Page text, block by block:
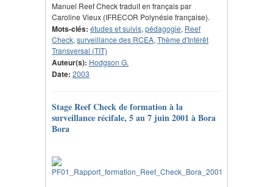
Manuel Reef Check traduit en français par
Caroline Vieux (IFRECOR Polynésie française).
Mots-clés: études et suivis, pédagogie, Reef
Check, surveillance des RCEA, Thème d'Intérêt
Transversal (TIT)
Auteur(s): Hodgson G.
Date: 2003
Stage Reef Check de formation à la
surveillance récifale, 5 au 7 juin 2001 à Bora
Bora